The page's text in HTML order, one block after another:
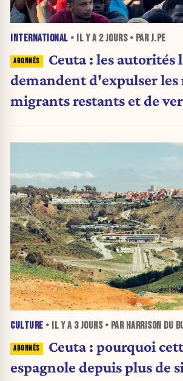
INTERNATIONAL • IL Y A 2 JOURS• PAR J.PE
Ceuta : les autorités
demandent d'expulser
migrants restants et de
CULTURE • IL Y A 3 JOURS• PAR HARRISON DU
Ceuta : pourquoi
espagnole depuis plus de